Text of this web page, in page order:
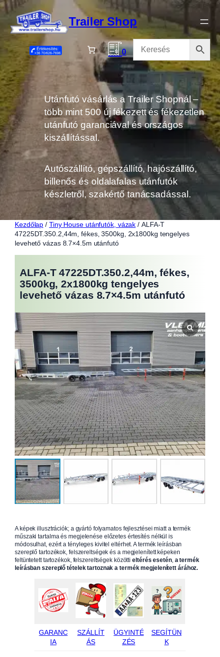
Ugrás
tartalomhoz
Trailer Shop
0
Utánfutó vásárlás a Trailer Shopnál –
több mint 500 új fékezett és fékezetlen
utánfutó garanciával és országos
kiszállítással.
Autószállító, gépszállító, hajószállító,
billenős és oldalafalas utánfutók
készletről, szakértő tanácsadással.
Kezdőlap / Tiny House utánfutók, vázak / ALFA-T
47225DT.350.2,44m, fékes, 3500kg, 2x1800kg tengelyes
levehető vázas 8.7×4.5m utánfutó
ALFA-T 47225DT.350.2,44m, fékes,
3500kg, 2x1800kg tengelyes
levehető vázas 8.7×4.5m utánfutó
A képek illusztrációk; a gyártó folyamatos fejlesztései miatt a termék
műszaki tartalma és megjelenése előzetes értesítés nélkül is
módosulhat, ezért a tényleges kivitel eltérhet. A termék leírásban
szereplő tartozékok, felszereltségek és a megjelenített képeken
feltüntetett tartozékok, felszereltségek közöttieltérés esetén, a termék
leírásban szereplő tételek tartoznak a termék megjelenített árához.
GARANC
IA
SZÁLLÍT
ÁS
ÜGYINTÉ
ZÉS
SEGÍTÜN
K